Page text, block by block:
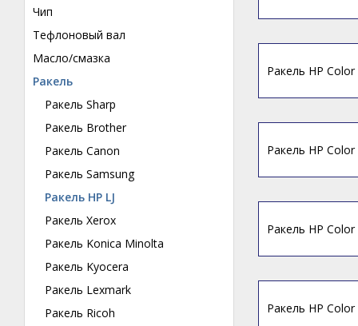
Чип
Тефлоновый вал
Масло/смазка
Ракель
Ракель Sharp
Ракель Brother
Ракель Canon
Ракель Samsung
Ракель HP LJ
Ракель Xerox
Ракель Konica Minolta
Ракель Kyocera
Ракель Lexmark
Ракель Ricoh
Ракель HP
Ракель HP
Ракель HP
Ракель HP